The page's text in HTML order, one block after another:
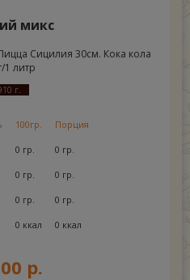
микс
Сицилия 30см. Кока кола
1 литр
г.
100гр. Порция
0 гр. 0 гр.
0 гр. 0 гр.
0 гр. 0 гр.
0 ккал 0 ккал
р.